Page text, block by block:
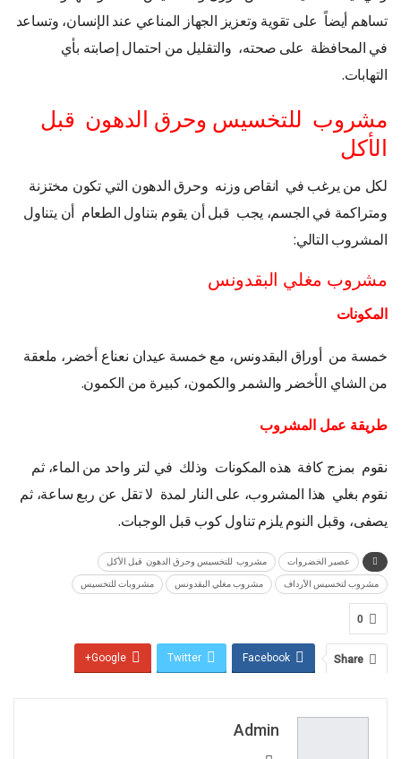
تساهم أيضاً على تقوية وتعزيز الجهاز المناعي عند الإنسان، وتساعد
في المحافظة على صحته، والتقليل من احتمال إصابته بأي
التهابات.
مشروب للتخسيس وحرق الدهون قبل
الأكل
لكل من يرغب في انقاص وزنه وحرق الدهون التي تكون مختزنة
ومتراكمة في الجسم، يجب قبل أن يقوم بتناول الطعام أن يتناول
المشروب التالي:
مشروب مغلي البقدونس
المكونات
خمسة من أوراق البقدونس، مع خمسة عيدان نعناع أخضر، ملعقة
من الشاي الأخضر والشمر والكمون، كبيرة من الكمون.
طريقة عمل المشروب
نقوم بمزج كافة هذه المكونات وذلك في لتر واحد من الماء، ثم
نقوم بغلي هذا المشروب، على النار لمدة لا تقل عن ربع ساعة، ثم
يصفى، وقبل النوم يلزم تناول كوب قبل الوجبات.
عصير الخضروات مشروب للتخسيس وحرق الدهون قبل الأكل
مشروب لتخسيس الأرداف مشروب مغلي البقدونس مشروبات للتخسيس
0
Share
Facebook
Twitter
Google+
Email
Admin